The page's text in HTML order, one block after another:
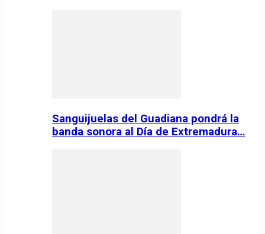
Sanguijuelas del Guadiana pondrá la
banda sonora al Día de Extremadura…